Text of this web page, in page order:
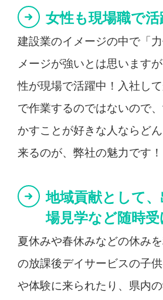
女性も現場職で活
建設業のイメージの中で「
メージが強いとは思います
性が現場で活躍中！入社し
で作業するのではないので
かすことが好きな人ならど
来るのが、弊社の魅力です！
地域貢献として
場見学など随時受
夏休みや春休みなどの休み
の放課後デイサービスの子
や体験に来られたり、県内